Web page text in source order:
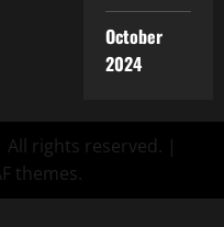
October
2024
rights reserved. |
themes.